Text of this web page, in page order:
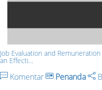
Job Evaluation and
an Effecti…
Komentar Penanda